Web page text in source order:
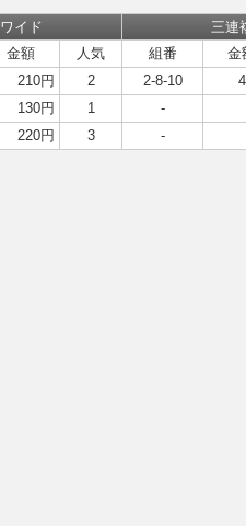
ワイド
三連
金額 人気 組番
金
210円 2 2-8-10
130円 1
-
220円 3 -